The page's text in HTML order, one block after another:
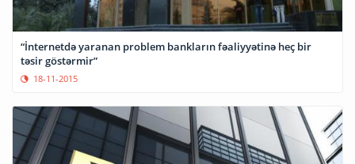
“İnternetdə yaranan problem bankların fəaliyyətinə heç bir
təsir göstərmir”
18-11-2015